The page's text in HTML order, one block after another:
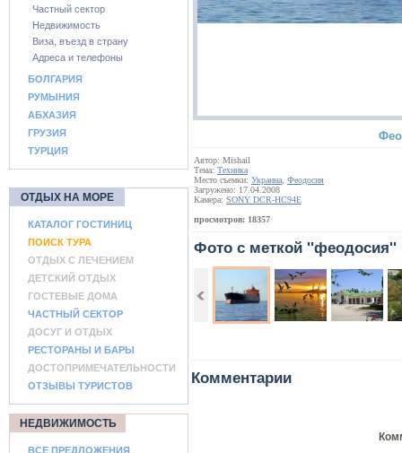
Частный сектор
Недвижимость
Виза, въезд в страну
Адреса и телефоны
БОЛГАРИЯ
РУМЫНИЯ
АБХАЗИЯ
ГРУЗИЯ
ТУРЦИЯ
ОТДЫХ НА МОРЕ
КАТАЛОГ ГОСТИНИЦ
ПОИСК ТУРА
ОТДЫХ С ЛЕЧЕНИЕМ
ДЕТСКИЙ ОТДЫХ
ГОСТЕВЫЕ ДОМА
ЧАСТНЫЙ СЕКТОР
ДОСУГ И ОТДЫХ
РЕСТОРАНЫ И БАРЫ
ДОСТОПРИМЕЧАТЕЛЬНОСТИ
ОТЗЫВЫ ТУРИСТОВ
НЕДВИЖИМОСТЬ
ВСЕ ПРЕДЛОЖЕНИЯ
Автор: Mishail
Тема: Техника
Место съемки: Украина Феодосия
Загружено: 17.04.2008
Камера: SONY DCR-HC94E
просмотров: 18357
Фото с меткой ''феодосия''
Комментарии